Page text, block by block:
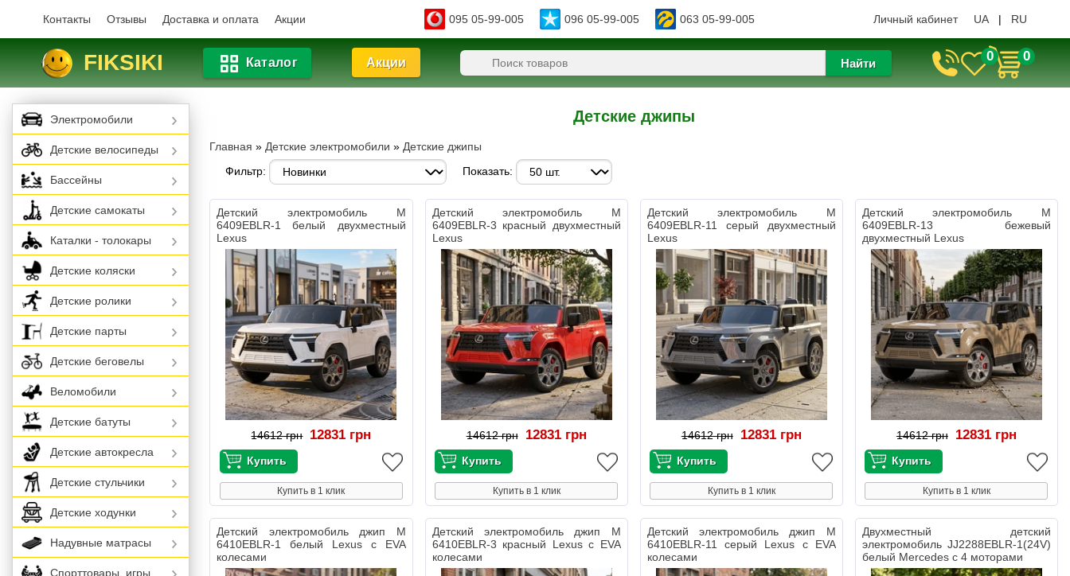
Контакты Отзывы Доставка и оплата Акции 095 05-99-005 096 05-99-005 063 05-99-005 Личный кабинет UA | RU
FIKSIKI Каталог Акции Найти 0 0
Детские джипы
Главная » Детские электромобили » Детские джипы
Фильтр:
Показать:
Детский электромобиль M
6409EBLR-1 белый двухместный
Lexus
14612 грн 12831 грн
Купить в 1 клик
Детский электромобиль M
6409EBLR-3 красный двухместный
Lexus
14612 грн 12831 грн
Купить в 1 клик
Детский электромобиль M
6409EBLR-11 серый двухместный
Lexus
14612 грн 12831 грн
Купить в 1 клик
Детский электромобиль M
6409EBLR-13 бежевый
двухместный Lexus
14612 грн 12831 грн
Купить в 1 клик
Детский электромобиль джип M
6410EBLR-1 белый Lexus с EVA
колесами
Детский электромобиль джип M
6410EBLR-3 красный Lexus с EVA
колесами
Детский электромобиль джип M
6410EBLR-11 серый Lexus с EVA
колесами
Двухместный детский
электромобиль JJ2288EBLR-1(24V)
белый Mercedes с 4 моторами
Электромобили
Детские велосипеды
Бассейны
Детские самокаты
Каталки - толокары
Детские коляски
Детские ролики
Детские парты
Детские беговелы
Веломобили
Детские батуты
Детские автокресла
Детские стульчики
Детские ходунки
Надувные матрасы
Спорттовары, игры